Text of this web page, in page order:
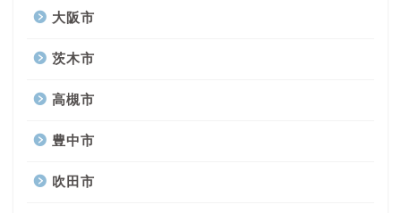
大阪市
茨木市
高槻市
豊中市
吹田市